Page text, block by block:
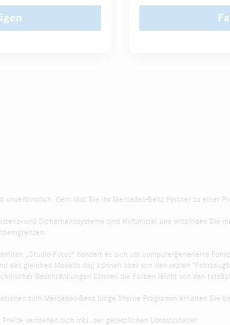
...
unverbindlich. Gern lädt Sie Ihr Mercedes-Benz Partner zu einer
und Sicherheitssysteme sind Hilfsmittel und entbinden Sie
„Studio-Fotos“ handelt es sich um computergenerierte
des gleichen Modells dar, können aber von den realen
Beschränkungen können die Farben leicht von den
zum Mercedes-Benz Junge Sterne Programm erhalten Sie
Preise verstehen sich inkl. der gesetzlichen Umsatzsteuer.